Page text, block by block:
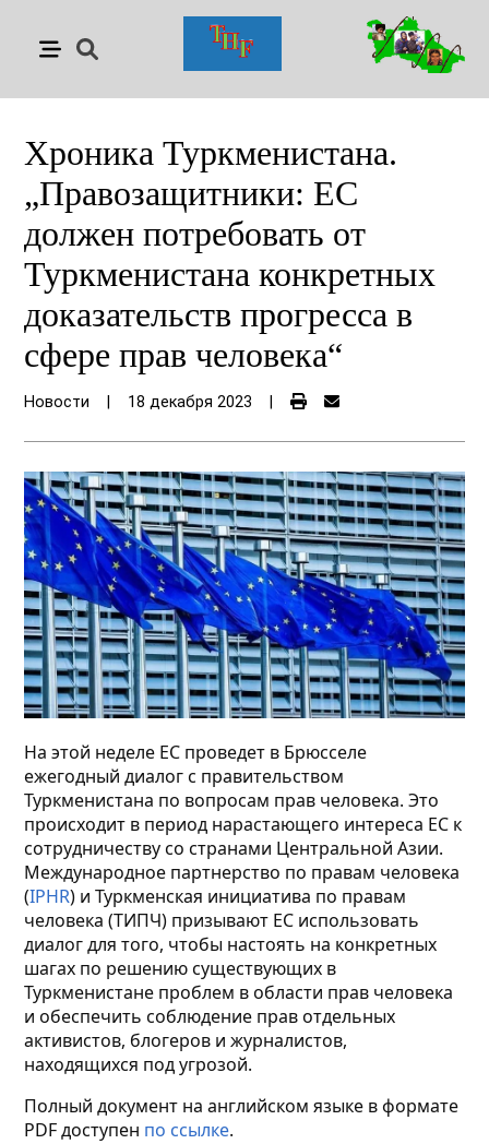
Хроника Туркменистана.
„Правозащитники: ЕС
должен потребовать от
Туркменистана конкретных
доказательств прогресса в
сфере прав человека“
Новости 18 декабря 2023
На этой неделе ЕС проведет в Брюсселе
ежегодный диалог с правительством
Туркменистана по вопросам прав человека. Это
происходит в период нарастающего интереса ЕС к
сотрудничеству со странами Центральной Азии.
Международное партнерство по правам человека
(IPHR) и Туркменская инициатива по правам
человека (ТИПЧ) призывают ЕС использовать
диалог для того, чтобы настоять на конкретных
шагах по решению существующих в
Туркменистане проблем в области прав человека
и обеспечить соблюдение прав отдельных
активистов, блогеров и журналистов,
находящихся под угрозой.
Полный документ на английском языке в формате
PDF доступен по ссылке.